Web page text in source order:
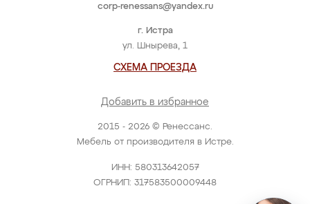
2015 - 2026 © Ренессанс.
Мебель от производителя в Истре.
ИНН: 580313642057
ОГРНИП: 317583500009448
г. Истра
ул. Шнырева, 1
СХЕМА ПРОЕЗДА
Добавить в избранное
corp-renessans@yandex.ru